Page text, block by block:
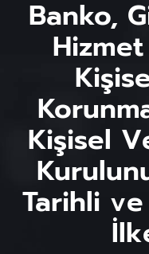
Banko,
Kişisel
Tarihli ve